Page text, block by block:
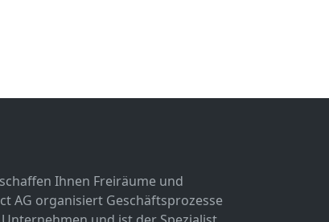
Ihnen Freiräume und
AG organisiert Geschäftsprozesse